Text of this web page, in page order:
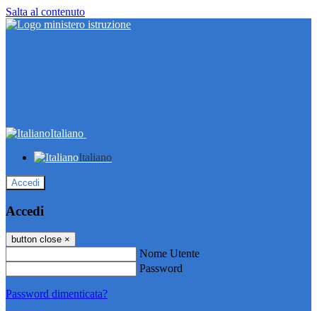
Salta al contenuto
Italiano
Italiano
Accedi
Accedi
button close ×
Nome Utente
Password
Password dimenticata?